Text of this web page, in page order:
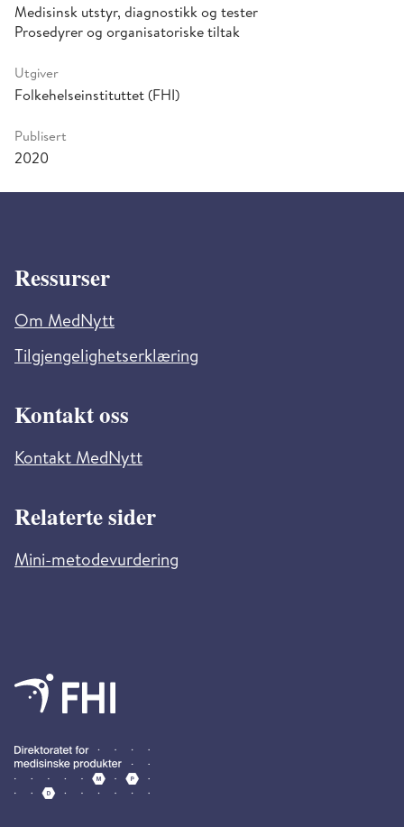
Medisinsk utstyr, diagnostikk og tester
Prosedyrer og organisatoriske tiltak
Utgiver
Folkehelseinstituttet (FHI)
Publisert
2020
Ressurser
Om MedNytt
Tilgjengelighetserklæring
Kontakt oss
Kontakt MedNytt
Relaterte sider
Mini-metodevurdering